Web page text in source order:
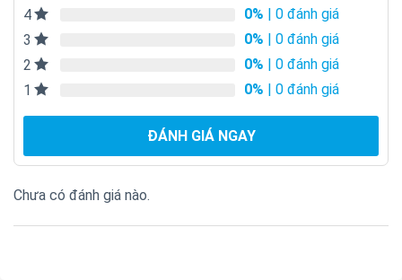
4
0% | 0 đánh giá
3
0% | 0 đánh giá
2
0% | 0 đánh giá
1
0% | 0 đánh giá
ĐÁNH GIÁ NGAY
Chưa có đánh giá nào.